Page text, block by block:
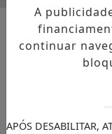
NOTÍCIAS/
30 de
A
continuar
APÓS DESABILITAR,